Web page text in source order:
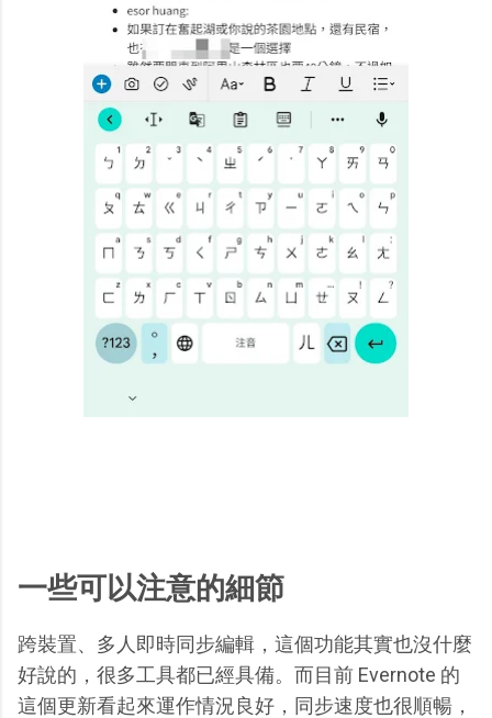
一些可以注意的細節
跨裝置、多人即時同步編輯，這個功能其實也沒什麼
好說的，很多工具都已經具備。而目前 Evernote 的
這個更新看起來運作情況良好，同步速度也很順暢，